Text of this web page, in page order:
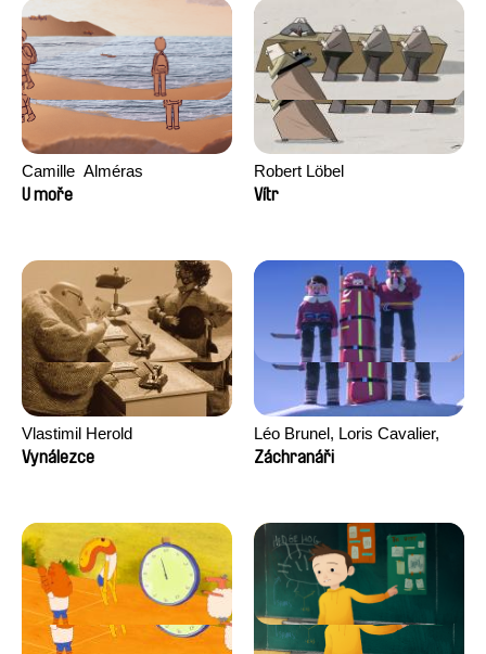
Camille​ ​ ​Alméras
U moře
Robert Löbel
Vítr
Vlastimil Herold
Vynálezce
Léo Brunel, Loris Cavalier,
Camille Jalabert, Oscar Malet
Záchranáři